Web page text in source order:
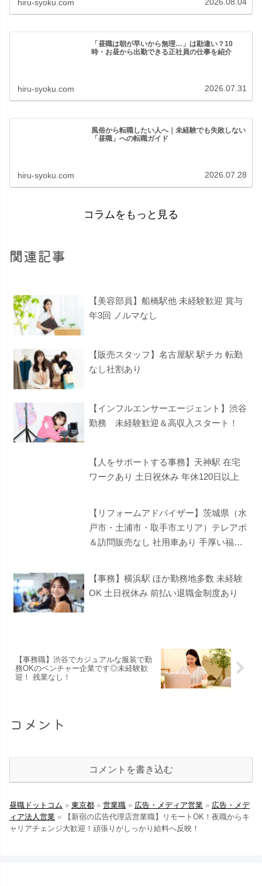
hiru-syoku.com
「昼職は朝が早いから無理…」は勘違い？10
時・お昼から出勤できる正社員の仕事を紹介
hiru-syoku.com 2026.07.31
風俗から転職したい人へ｜未経験でも失敗しない
「昼職」への転職ガイド
hiru-syoku.com 2026.07.28
コラムをもっと見る
関連記事
【美容部員】船橋駅他 未経験歓迎 賞与
年3回 ノルマなし
【販売スタッフ】名古屋駅 駅チカ 転勤
なし社割あり
【インフルエンサーエージェント】渋谷
勤務 未経験歓迎＆高収入スタート！
【人をサポートする事務】天神駅 在宅
ワークあり 土日祝休み 年休120日以上
【リフォームアドバイザー】茨城県（水
戸市・土浦市・取手市エリア）テレアポ
＆訪問販売なし 社用車あり 手厚い福利
【事務】横浜駅 ほか勤務地多数 未経験
OK 土日祝休み 前払い退職金制度あり
【事務職】渋谷でカジュアルな服装で勤
務OKのベンチャー企業です◎未経験歓
迎！ 残業なし！
コメント
コメントを書き込む
昼職ドットコム » 東京都 » 営業職 » 広告・メディア営業 » 広告・メデ
ィア法人営業 »
【新宿の広告代理店営業職】リモートOK！夜職からキ
ャリアチェンジ大歓迎！頑張りがしっかり給料へ反映！